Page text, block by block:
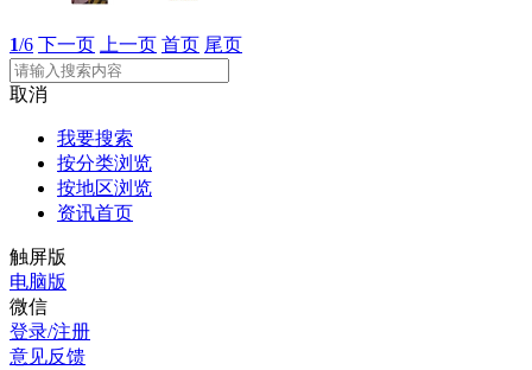
1/6 下一页 上一页 首页 尾页
取消
我要搜索
按分类浏览
按地区浏览
资讯首页
触屏版
电脑版
微信
登录/注册
意见反馈